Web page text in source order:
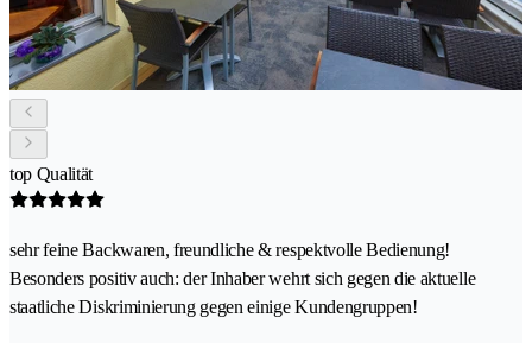
top Qualität
sehr feine Backwaren, freundliche & respektvolle Bedienung!
Besonders positiv auch: der Inhaber wehrt sich gegen die aktuelle
staatliche Diskriminierung gegen einige Kundengruppen!